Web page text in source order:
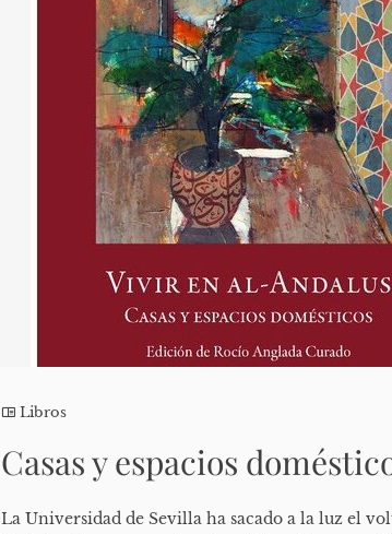
Libros
Casas y espacios
La Universidad de Sevilla ha sacado a la luz el